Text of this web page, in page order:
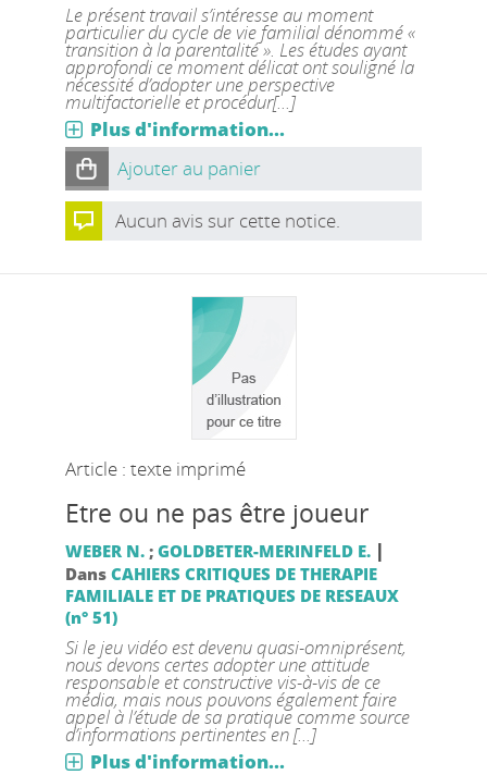
Le présent travail s’intéresse au moment
particulier du cycle de vie familial dénommé «
transition à la parentalité ». Les études ayant
approfondi ce moment délicat ont souligné la
nécessité d’adopter une perspective
multifactorielle et procédur[...]
Plus d'information...
Ajouter au panier
Aucun avis sur cette notice.
Article : texte imprimé
Etre ou ne pas être joueur
WEBER N.; GOLDBETER-MERINFELD E. |
Dans CAHIERS CRITIQUES DE THERAPIE
FAMILIALE ET DE PRATIQUES DE RESEAUX
(n° 51)
Si le jeu vidéo est devenu quasi-omniprésent,
nous devons certes adopter une attitude
responsable et constructive vis-à-vis de ce
média, mais nous pouvons également faire
appel à l’étude de sa pratique comme source
d’informations pertinentes en [...]
Plus d'information...